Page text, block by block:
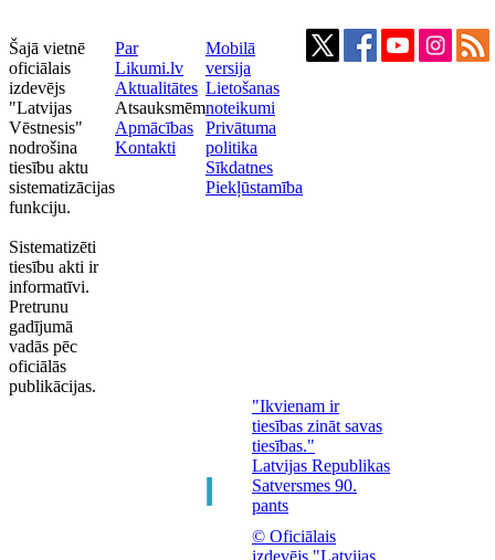
Šajā vietnē
oficiālais
izdevējs
"Latvijas
Vēstnesis"
nodrošina
tiesību aktu
sistematizācijas
funkciju.
Sistematizēti
tiesību akti ir
informatīvi.
Pretrunu
gadījumā
vadās pēc
oficiālās
publikācijas.
Par
Likumi.lv
Aktualitātes
Atsauksmēm
Apmācības
Kontakti
Mobilā
versija
Lietošanas
noteikumi
Privātuma
politika
Sīkdatnes
Piekļūstamība
"Ikvienam ir
tiesības zināt savas
tiesības."
Latvijas Republikas
Satversmes 90.
pants
© Oficiālais
izdevējs "Latvijas